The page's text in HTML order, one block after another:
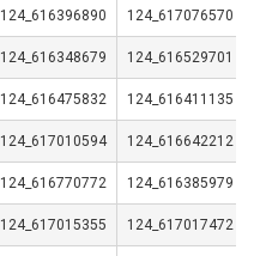
124_616396890 124_617076570
124_616348679 124_616529701
124_616475832 124_616411135
124_617010594 124_616642212
124_616770772 124_616385979
124_617015355 124_617017472